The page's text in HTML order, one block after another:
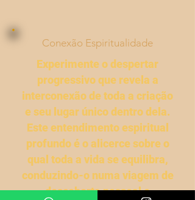
Conexão Espiritualidade
Experimente o despertar
progressivo que revela a
interconexão de toda a criação
e seu lugar único dentro dela.
Este entendimento espiritual
profundo é o alicerce sobre o
qual toda a vida se equilibra,
conduzindo-o numa viagem de
descoberta pessoal e